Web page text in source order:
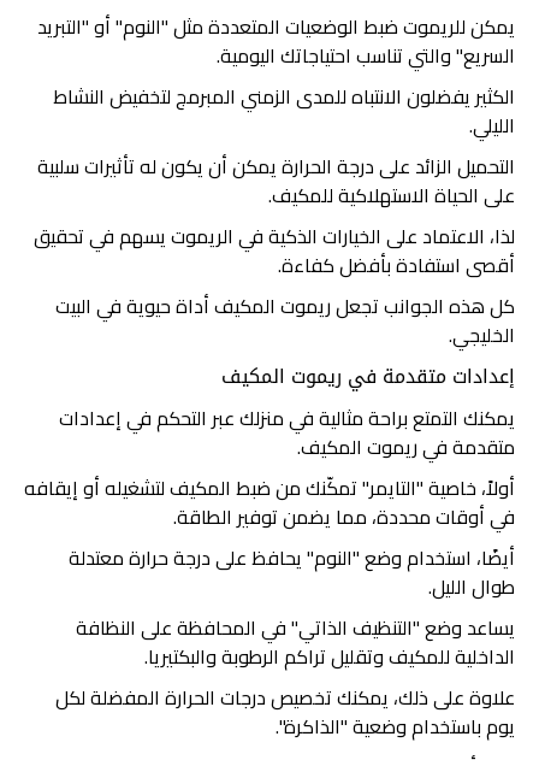
يمكن للريموت ضبط الوضعيات المتعددة مثل "النوم" أو "التبريد
السريع" والتي تناسب احتياجاتك اليومية.
الكثير يفضلون الانتباه للمدى الزمني المبرمج لتخفيض النشاط
الليلي.
التحميل الزائد على درجة الحرارة يمكن أن يكون له تأثيرات سلبية
على الحياة الاستهلاكية للمكيف.
لذا، الاعتماد على الخيارات الذكية في الريموت يسهم في تحقيق
أقصى استفادة بأفضل كفاءة.
كل هذه الجوانب تجعل ريموت المكيف أداة حيوية في البيت
الخليجي.
إعدادات متقدمة في ريموت المكيف
يمكنك التمتع براحة مثالية في منزلك عبر التحكم في إعدادات
متقدمة في ريموت المكيف.
أولاً، خاصية "التايمر" تمكّنك من ضبط المكيف لتشغيله أو إيقافه
في أوقات محددة، مما يضمن توفير الطاقة.
أيضًا، استخدام وضع "النوم" يحافظ على درجة حرارة معتدلة
طوال الليل.
يساعد وضع "التنظيف الذاتي" في المحافظة على النظافة
الداخلية للمكيف وتقليل تراكم الرطوبة والبكتيريا.
علاوة على ذلك، يمكنك تخصيص درجات الحرارة المفضلة لكل
يوم باستخدام وضعية "الذاكرة".